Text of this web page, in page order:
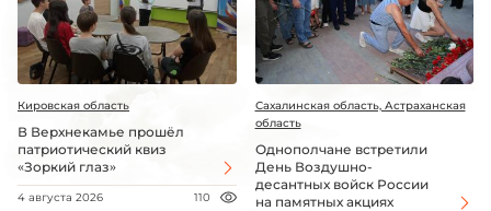
Кировская область
В Верхнекамье прошёл
патриотический квиз
«Зоркий глаз»
4 августа 2026 110
Сахалинская область, Астраханская
область
Однополчане встретили
День Воздушно-
десантных войск России
на памятных акциях